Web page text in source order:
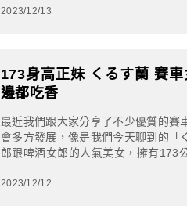
2023/12/13
173身高正妹 くるす蘭 賽
邊都吃香
最近我們跟大家分享了不少優質的賽
會多方發展，像是我們今天聊到的「
郎跟啤酒女郎的人氣美女，擁有173
2023/12/12